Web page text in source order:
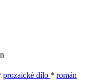
prozaické dílo * román